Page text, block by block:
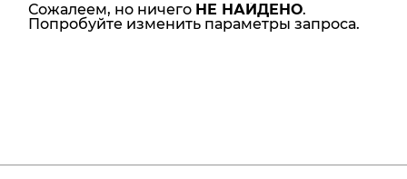
Сожалеем, но ничего НЕ НАЙДЕНО.
Попробуйте изменить параметры запроса.